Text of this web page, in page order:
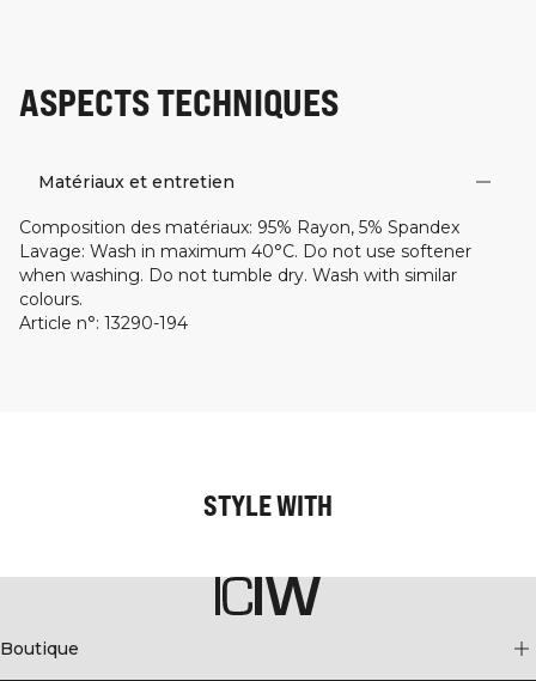
ASPECTS TECHNIQUES
Matériaux et entretien
Composition des matériaux: 95% Rayon, 5% Spandex
Lavage: Wash in maximum 40°C. Do not use softener
when washing. Do not tumble dry. Wash with similar
colours.
Article n°: 13290-194
STYLE WITH
Boutique